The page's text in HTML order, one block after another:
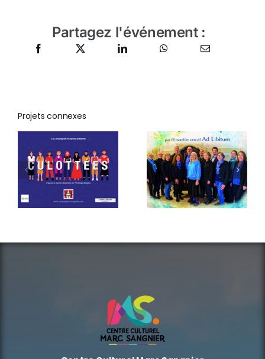
Partagez l'événement :
Projets connexes
Concert de
Printemps
par
l’ensemble
vocal Ad
La
propriété
c’est le vol